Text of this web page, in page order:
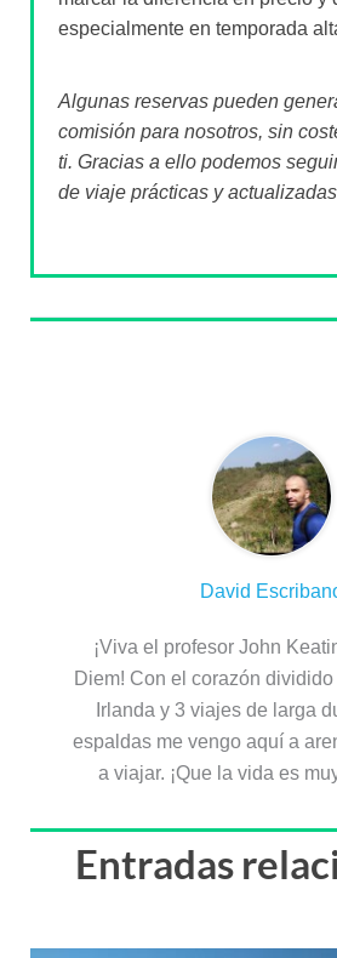
especialmente en temporada
Algunas reservas pueden
comisión para nosotros, sin
ti. Gracias a ello podemos
de viaje prácticas y
David
¡Viva el profesor John
Diem! Con el corazón
Irlanda y 3 viajes de larga
espaldas me vengo aquí a
a viajar. ¡Que la vida es
Entradas